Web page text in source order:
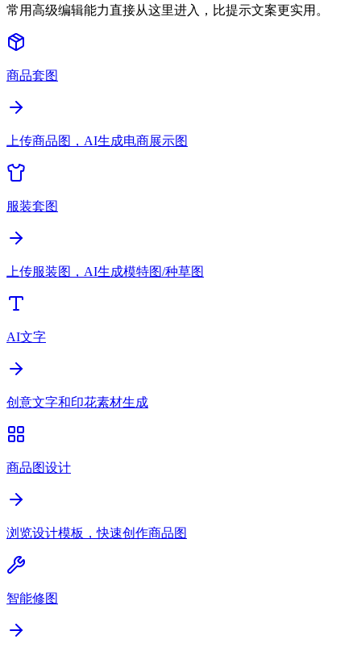
常用高级编辑能力直接从这里进入，比提示文案更实用。
商品套图
上传商品图，AI生成电商展示图
服装套图
上传服装图，AI生成模特图/种草图
AI文字
创意文字和印花素材生成
商品图设计
浏览设计模板，快速创作商品图
智能修图